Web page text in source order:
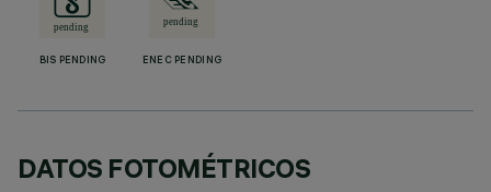
BIS PENDING ENEC PENDING
DATOS FOTOMÉTRICOS